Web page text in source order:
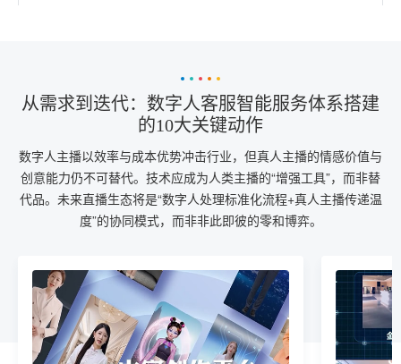
从需求到迭代：数字人客服智能服务体系搭建
的10大关键动作
数字人主播以效率与成本优势冲击行业，但真人主播的情感价值与
创意能力仍不可替代。技术应成为人类主播的“增强工具”，而非替
代品。未来直播生态将是“数字人处理标准化流程+真人主播传递温
度”的协同模式，而非非此即彼的零和博弈。